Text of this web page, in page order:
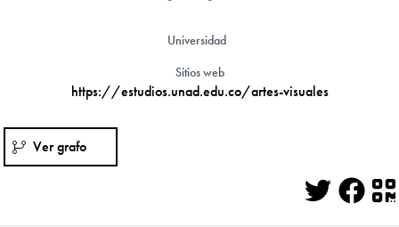
Universidad
Sitios web
https://estudios.unad.edu.co/artes-visuales
Ver grafo
Twitter